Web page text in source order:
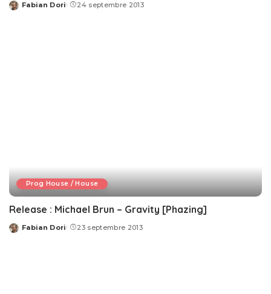
Posted
Fabian Dori 24 septembre 2013
Prog House / House
Release : Michael Brun – Gravity [Phazing]
Posted
Fabian Dori 23 septembre 2013